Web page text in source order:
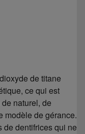
de titane
ce qui est
naturel, de
modèle de gérance.
de dentifrices qui ne